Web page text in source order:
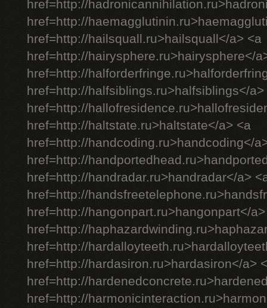
href=http://
href=http://
href=http://hailsquall.ru>hailsquall</a> <a
href=http://hairysphere.ru>hairysphere</
href=http://
href=http://halfsiblings.ru>halfsiblings</a>
href=http://
href=http://haltstate.ru>haltstate</a> <a
href=http://handcoding.ru>handcoding</
href=http://
href=http://handradar.ru>handradar</a>
href=http://
href=http://hangonpart.ru>hangonpart</
href=http://
href=http://
href=http://hardasiron.ru>hardasiron</a>
href=http://
href=http://